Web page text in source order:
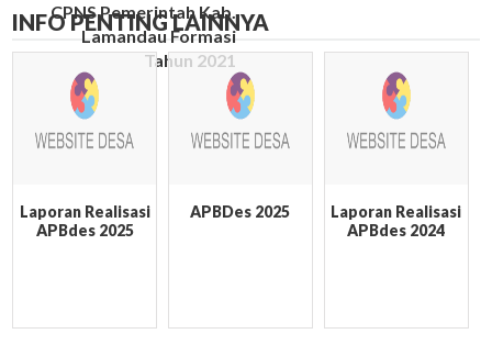
CPNS Pemerintah Kab.
Lamandau Formasi
Tahun 2021
INFO PENTING LAINNYA
Laporan Realisasi
APBdes 2025
APBDes 2025
Laporan Realisasi
APBdes 2024